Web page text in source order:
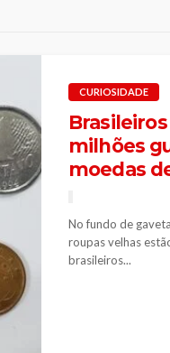
CURIOSIDADE
milhões
moedas
No fundo de
roupas velhas
brasileiros...